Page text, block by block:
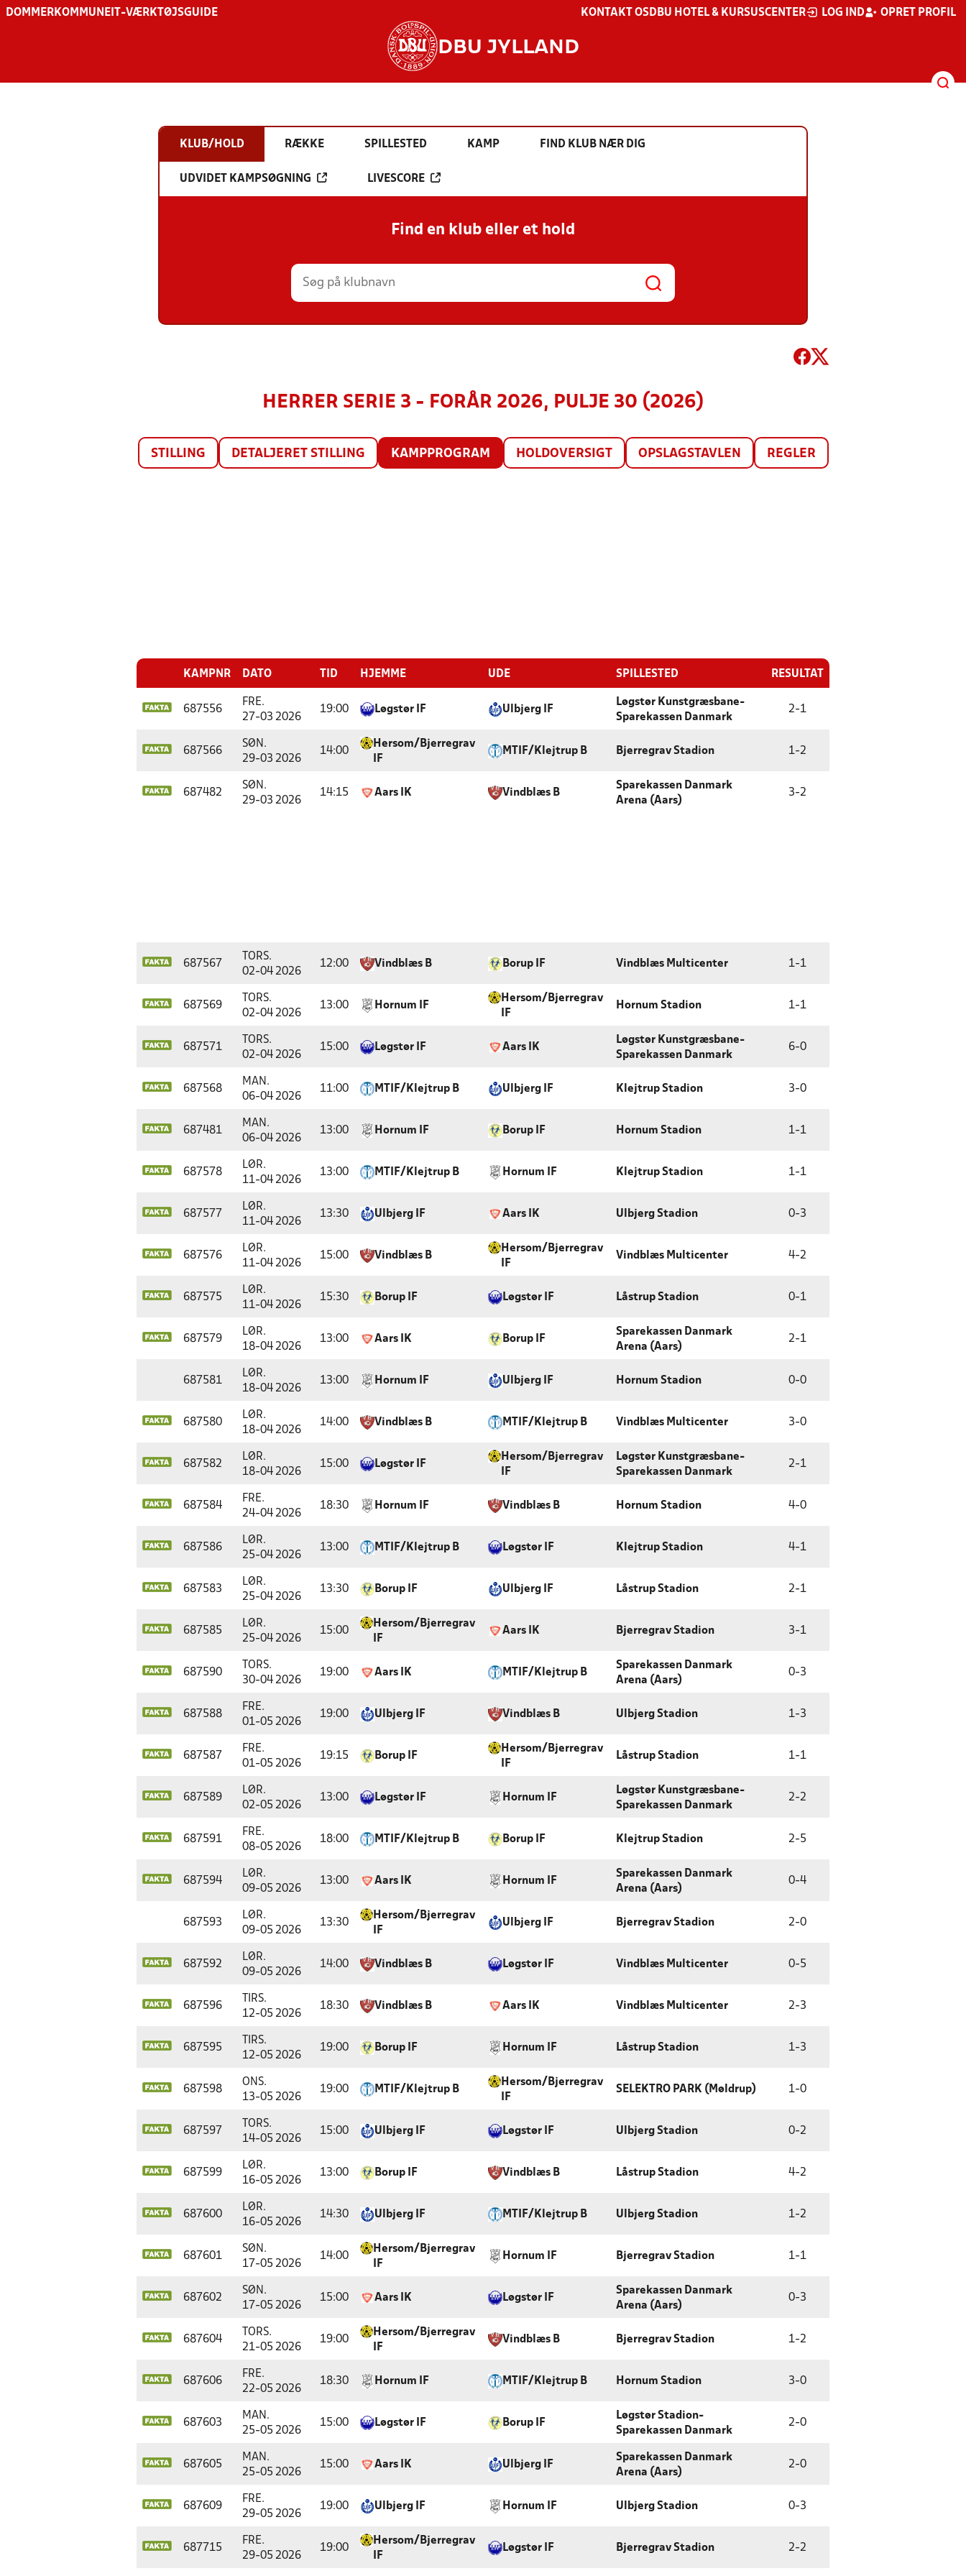
DOMMER KOMMUNE IT-VÆRKTØJSGUIDE KONTAKT OS DBU HOTEL & KURSUSCENTER LOG IND OPRET PROFIL
DBU JYLLAND
KLUB/HOLD RÆKKE SPILLESTED KAMP FIND KLUB NÆR DIG
UDVIDET KAMPSØGNING LIVESCORE
Find en klub eller et hold
HERRER SERIE 3 - FORÅR 2026, PULJE 30 (2026)
STILLING DETALJERET STILLING KAMPPROGRAM HOLDOVERSIGT OPSLAGSTAVLEN REGLER
KAMPNR DATO TID HJEMME UDE SPILLESTED RESULTAT
687556
FRE.
27-03 2026
19:00 Løgstør IF Ulbjerg IF
Løgstør Kunstgræsbane-
Sparekassen Danmark
2-1
687566
SØN.
29-03 2026
14:00
Hersom/Bjerregrav
IF
MTIF/Klejtrup B Bjerregrav Stadion 1-2
687482
SØN.
29-03 2026
14:15 Aars IK Vindblæs B
Sparekassen Danmark
Arena (Aars)
3-2
687567
TORS.
02-04 2026
12:00 Vindblæs B Borup IF Vindblæs Multicenter 1-1
687569
TORS.
02-04 2026
13:00 Hornum IF
Hersom/Bjerregrav
IF
Hornum Stadion 1-1
687571
TORS.
02-04 2026
15:00 Løgstør IF Aars IK
Løgstør Kunstgræsbane-
Sparekassen Danmark
6-0
687568
MAN.
06-04 2026
11:00 MTIF/Klejtrup B Ulbjerg IF Klejtrup Stadion 3-0
687481
MAN.
06-04 2026
13:00 Hornum IF Borup IF Hornum Stadion 1-1
687578
LØR.
11-04 2026
13:00 MTIF/Klejtrup B Hornum IF Klejtrup Stadion 1-1
687577
LØR.
11-04 2026
13:30 Ulbjerg IF Aars IK Ulbjerg Stadion 0-3
687576
LØR.
11-04 2026
15:00 Vindblæs B
Hersom/Bjerregrav
IF
Vindblæs Multicenter 4-2
687575
LØR.
11-04 2026
15:30 Borup IF Løgstør IF Låstrup Stadion 0-1
687579
LØR.
18-04 2026
13:00 Aars IK Borup IF
Sparekassen Danmark
Arena (Aars)
2-1
687581
LØR.
18-04 2026
13:00 Hornum IF Ulbjerg IF Hornum Stadion 0-0
687580
LØR.
18-04 2026
14:00 Vindblæs B MTIF/Klejtrup B Vindblæs Multicenter 3-0
687582
LØR.
18-04 2026
15:00 Løgstør IF
Hersom/Bjerregrav
IF
Løgstør Kunstgræsbane-
Sparekassen Danmark
2-1
687584
FRE.
24-04 2026
18:30 Hornum IF Vindblæs B Hornum Stadion 4-0
687586
LØR.
25-04 2026
13:00 MTIF/Klejtrup B Løgstør IF Klejtrup Stadion 4-1
687583
LØR.
25-04 2026
13:30 Borup IF Ulbjerg IF Låstrup Stadion 2-1
687585
LØR.
25-04 2026
15:00
Hersom/Bjerregrav
IF
Aars IK Bjerregrav Stadion 3-1
687590
TORS.
30-04 2026
19:00 Aars IK MTIF/Klejtrup B
Sparekassen Danmark
Arena (Aars)
0-3
687588
FRE.
01-05 2026
19:00 Ulbjerg IF Vindblæs B Ulbjerg Stadion 1-3
687587
FRE.
01-05 2026
19:15 Borup IF
Hersom/Bjerregrav
IF
Låstrup Stadion 1-1
687589
LØR.
02-05 2026
13:00 Løgstør IF Hornum IF
Løgstør Kunstgræsbane-
Sparekassen Danmark
2-2
687591
FRE.
08-05 2026
18:00 MTIF/Klejtrup B Borup IF Klejtrup Stadion 2-5
687594
LØR.
09-05 2026
13:00 Aars IK Hornum IF
Sparekassen Danmark
Arena (Aars)
0-4
687593
LØR.
09-05 2026
13:30
Hersom/Bjerregrav
IF
Ulbjerg IF Bjerregrav Stadion 2-0
687592
LØR.
09-05 2026
14:00 Vindblæs B Løgstør IF Vindblæs Multicenter 0-5
687596
TIRS.
12-05 2026
18:30 Vindblæs B Aars IK Vindblæs Multicenter 2-3
687595
TIRS.
12-05 2026
19:00 Borup IF Hornum IF Låstrup Stadion 1-3
687598
ONS.
13-05 2026
19:00 MTIF/Klejtrup B
Hersom/Bjerregrav
IF
SELEKTRO PARK (Møldrup) 1-0
687597
TORS.
14-05 2026
15:00 Ulbjerg IF Løgstør IF Ulbjerg Stadion 0-2
687599
LØR.
16-05 2026
13:00 Borup IF Vindblæs B Låstrup Stadion 4-2
687600
LØR.
16-05 2026
14:30 Ulbjerg IF MTIF/Klejtrup B Ulbjerg Stadion 1-2
687601
SØN.
17-05 2026
14:00
Hersom/Bjerregrav
IF
Hornum IF Bjerregrav Stadion 1-1
687602
SØN.
17-05 2026
15:00 Aars IK Løgstør IF
Sparekassen Danmark
Arena (Aars)
0-3
687604
TORS.
21-05 2026
19:00
Hersom/Bjerregrav
IF
Vindblæs B Bjerregrav Stadion 1-2
687606
FRE.
22-05 2026
18:30 Hornum IF MTIF/Klejtrup B Hornum Stadion 3-0
687603
MAN.
25-05 2026
15:00 Løgstør IF Borup IF
Løgstør Stadion-
Sparekassen Danmark
2-0
687605
MAN.
25-05 2026
15:00 Aars IK Ulbjerg IF
Sparekassen Danmark
Arena (Aars)
2-0
687609
FRE.
29-05 2026
19:00 Ulbjerg IF Hornum IF Ulbjerg Stadion 0-3
687715
FRE.
29-05 2026
19:00
Hersom/Bjerregrav
IF
Løgstør IF Bjerregrav Stadion 2-2